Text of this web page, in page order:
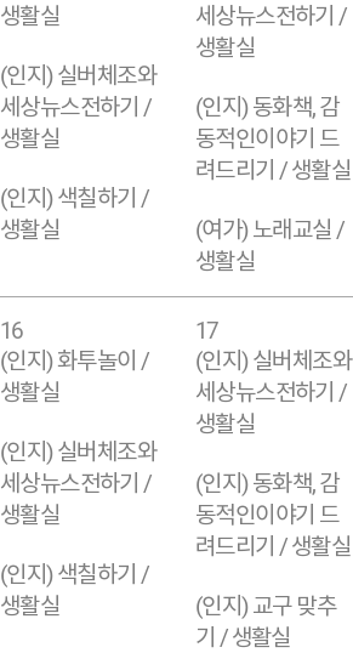
생활실
(인지) 실버체조와
세상뉴스전하기 /
생활실
(인지) 색칠하기 /
생활실
세상뉴스전하기 /
생활실
(인지) 동화책, 감
동적인이야기 드
려드리기 / 생활실
(여가) 노래교실 /
생활실
16
(인지) 화투놀이 /
생활실
(인지) 실버체조와
세상뉴스전하기 /
생활실
(인지) 색칠하기 /
생활실
17
(인지) 실버체조와
세상뉴스전하기 /
생활실
(인지) 동화책, 감
동적인이야기 드
려드리기 / 생활실
(인지) 교구 맞추
기 / 생활실